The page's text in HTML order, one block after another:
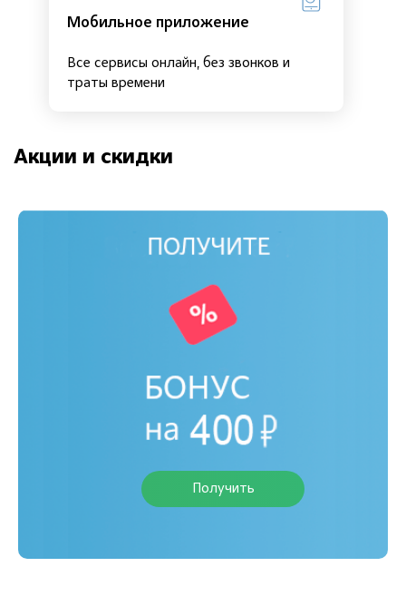
Мобильное приложение
Все сервисы онлайн, без звонков и
траты времени
Акции и скидки
Получить